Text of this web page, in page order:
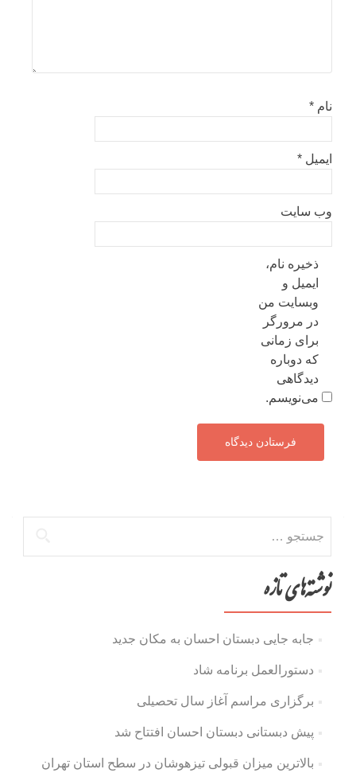
نام *
ایمیل *
وب‌ سایت
ذخیره نام،
ایمیل و
وبسایت من
در مرورگر
برای زمانی
که دوباره
دیدگاهی
می‌نویسم.
برای:
نوشته‌های تازه
جابه جایی دبستان احسان به مکان جدید
دستورالعمل برنامه شاد
برگزاری مراسم آغاز سال تحصیلی
پیش دبستانی دبستان احسان افتتاح شد
بالاترین میزان قبولی تیزهوشان در سطح استان تهران